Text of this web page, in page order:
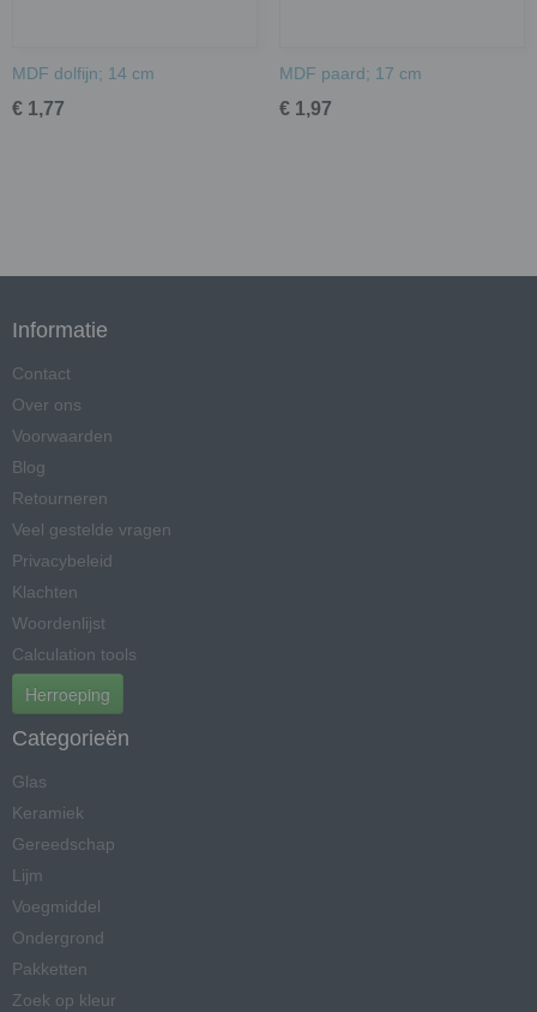
MDF dolfijn; 14 cm
€ 1,77
MDF paard; 17 cm
€ 1,97
Informatie
Contact
Over ons
Voorwaarden
Blog
Retourneren
Veel gestelde vragen
Privacybeleid
Klachten
Woordenlijst
Calculation tools
Herroeping
Categorieën
Glas
Keramiek
Gereedschap
Lijm
Voegmiddel
Ondergrond
Pakketten
Zoek op kleur